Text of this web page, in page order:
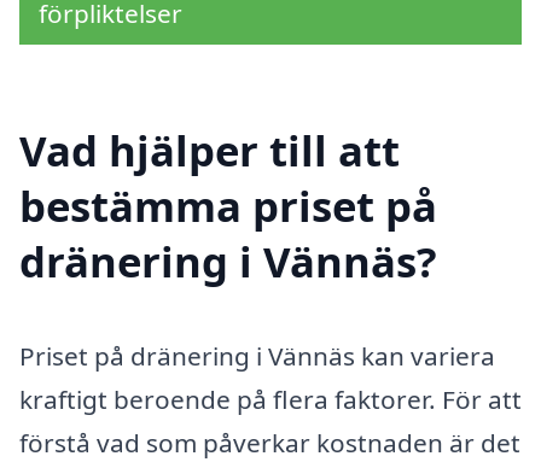
förpliktelser
Vad hjälper till att
bestämma priset på
dränering i Vännäs?
Priset på dränering i Vännäs kan variera
kraftigt beroende på flera faktorer. För att
förstå vad som påverkar kostnaden är det